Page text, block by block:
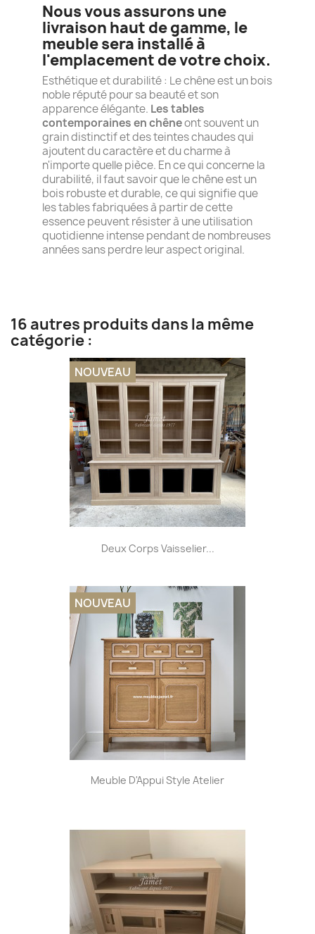
Nous vous assurons une
livraison haut de gamme, le
meuble sera installé à
l'emplacement de votre choix.
Esthétique et durabilité : Le chêne est un bois
noble réputé pour sa beauté et son
apparence élégante. Les tables
contemporaines en chêneont souvent un
grain distinctif et des teintes chaudes qui
ajoutent du caractère et du charme à
n'importe quelle pièce. En ce qui concerne la
durabilité, il faut savoir que le chêne est un
bois robuste et durable, ce qui signifie que
les tables fabriquées à partir de cette
essence peuvent résister à une utilisation
quotidienne intense pendant de nombreuses
années sans perdre leur aspect original.
16 autres produits dans la même
catégorie :
Deux Corps Vaisselier...
NOUVEAU
Meuble D'Appui Style Atelier
NOUVEAU